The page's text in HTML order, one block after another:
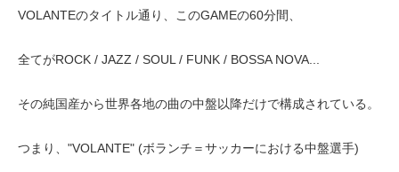
VOLANTEのタイトル通り、このGAMEの60分間、
全てがROCK / JAZZ / SOUL / FUNK / BOSSA NOVA...
その純国産から世界各地の曲の中盤以降だけで構成されている。
つまり、"VOLANTE" (ボランチ＝サッカーにおける中盤選手)